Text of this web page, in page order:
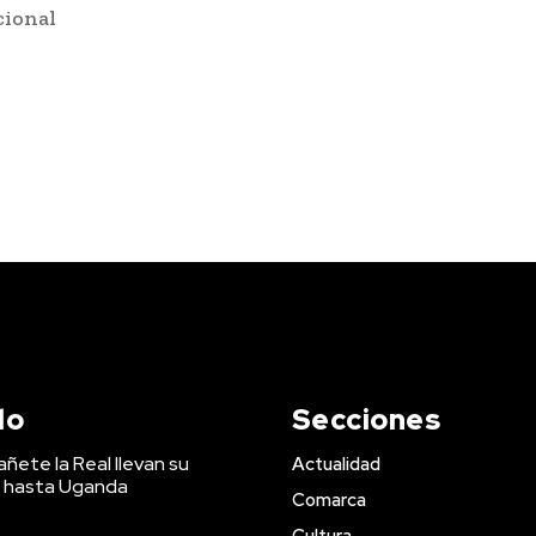
la Real llevan su
Uganda
Secciones
Actualidad
Comarca